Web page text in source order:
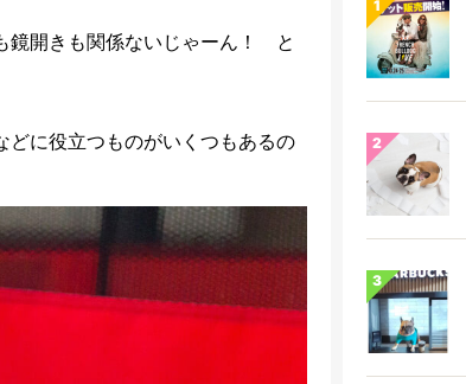
鏡開きも関係ないじゃーん！ と
どに役立つものがいくつもあるの